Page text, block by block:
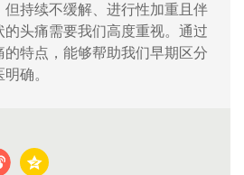
但持续不缓解、进行性加重且伴
头痛需要我们高度重视。通过
的特点，能够帮助我们早期区分
确。